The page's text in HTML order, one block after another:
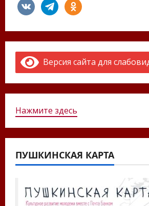
vkontaktetelegramodnoklassniki
Версия сайта для
Нажмите здесь
ПУШКИНСКАЯ КАРТА